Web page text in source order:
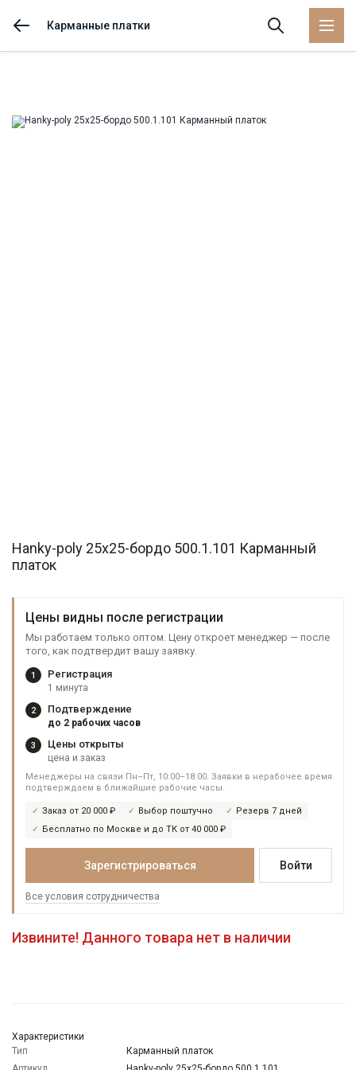
Карманные платки
Hanky-poly 25x25-бордо 500.1.101 Карманный
платок
Цены видны после регистрации
Мы работаем только оптом. Цену откроет менеджер — после
того, как подтвердит вашу заявку.
1 Регистрация
1 минута
2 Подтверждение
до 2 рабочих часов
3 Цены открыты
цена и заказ
Менеджеры на связи Пн–Пт, 10:00–18:00. Заявки в нерабочее время
подтверждаем в ближайшие рабочие часы.
Заказ от 20 000 ₽ Выбор поштучно
Резерв 7 дней
Бесплатно по Москве и до ТК от 40 000 ₽
Зарегистрироваться Войти
Все условия сотрудничества
Извините! Данного товара нет в наличии
Характеристики
Тип
Карманный платок